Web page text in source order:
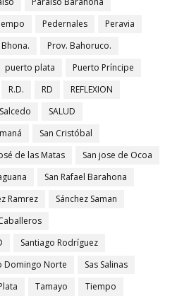
Pedernales
Peravia
Prov. Bahoruco.
puerto plata
Puerto Príncipe
R.D. RD
REFLEXION
Salcedo
SALUD
San Cristóbal
de las Matas
San jose de Ocoa
San Rafael Barahona
Ramrez
Sánchez Saman
Santiago Rodríguez
Domingo Norte
Sas Salinas
Tamayo
Tiempo